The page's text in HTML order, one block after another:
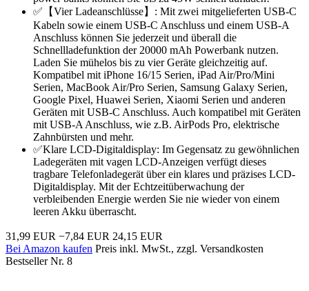
✅【Vier Ladeanschlüsse】: Mit zwei mitgelieferten USB-C
Kabeln sowie einem USB-C Anschluss und einem USB-A
Anschluss können Sie jederzeit und überall die
Schnellladefunktion der 20000 mAh Powerbank nutzen.
Laden Sie mühelos bis zu vier Geräte gleichzeitig auf.
Kompatibel mit iPhone 16/15 Serien, iPad Air/Pro/Mini
Serien, MacBook Air/Pro Serien, Samsung Galaxy Serien,
Google Pixel, Huawei Serien, Xiaomi Serien und anderen
Geräten mit USB-C Anschluss. Auch kompatibel mit Geräten
mit USB-A Anschluss, wie z.B. AirPods Pro, elektrische
Zahnbürsten und mehr.
✅Klare LCD-Digitaldisplay: Im Gegensatz zu gewöhnlichen
Ladegeräten mit vagen LCD-Anzeigen verfügt dieses
tragbare Telefonladegerät über ein klares und präzises LCD-
Digitaldisplay. Mit der Echtzeitüberwachung der
verbleibenden Energie werden Sie nie wieder von einem
leeren Akku überrascht.
31,99 EUR −7,84 EUR 24,15 EUR
Bei Amazon kaufen Preis inkl. MwSt., zzgl. Versandkosten
Bestseller Nr. 8